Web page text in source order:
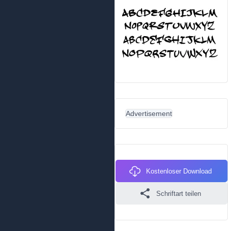
Advertisement
Kostenloser Download
Schriftart teilen